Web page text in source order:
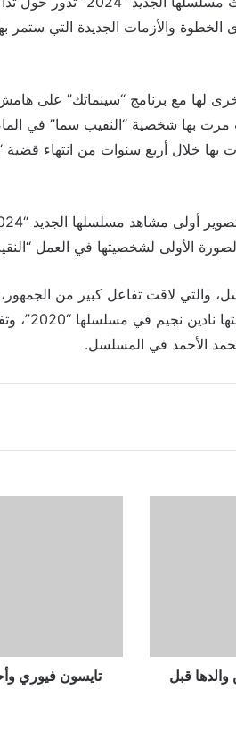
والأزمات الجديدة التي ستمر
لها مع برنامج “سينماتك” على هامش
حول أحداث مرت بها شخصية “النقيب سما”
الأولى لشخصيتها في العمل
والتي لاقت تفاعل كبير من
لمتابعة
محمد الأحمد في المسلسل.
قبل
رزق
تايسون فيوري